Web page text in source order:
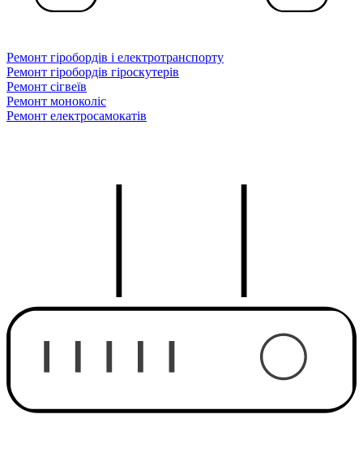
Ремонт гіробордів і електротранспорту
Ремонт гіробордів гіроскутерів
Ремонт сігвеїв
Ремонт моноколіс
Ремонт електросамокатів